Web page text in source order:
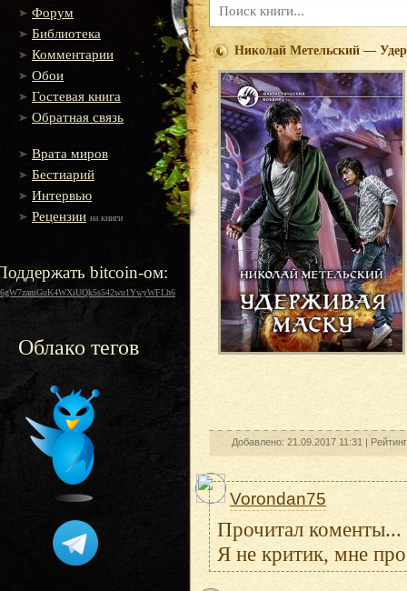
Форум
Библиотека
Комментарии
Обои
Гостевая книга
Обратная связь
Врата миров
Бестиарий
Интервью
Рецензии на книги
bitcoin-ом:
Облако тегов
Николай Метельский —
Добавлено: 21.09.2017 11:31 |
Vorondan75
Прочитал коменты...
Я не критик, мне